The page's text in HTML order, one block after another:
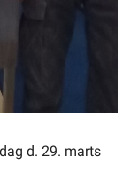
d. 29. marts